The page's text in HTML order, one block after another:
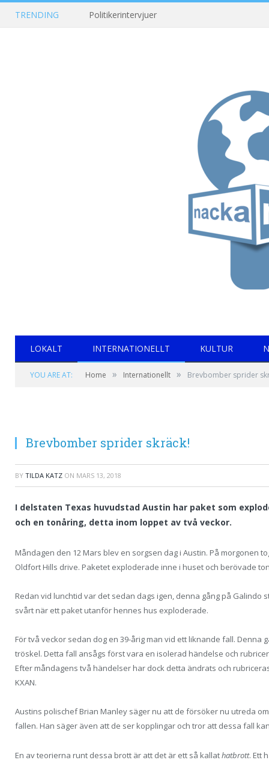
TRENDING Politikerintervjuer
LOKALT INTERNATIONELLT KULTUR
YOU ARE AT: Home » Internationellt » Brevbomber sprider
Brevbomber sprider skräck!
BY TILDA KATZ ON MARS 13, 2018
I delstaten Texas huvudstad Austin har paket som
och en tonåring, detta inom loppet av två veckor.
Måndagen den 12 Mars blev en sorgsen dag i Austin. På morgonen
Oldfort Hills drive. Paketet exploderade inne i huset och berövade
Redan vid lunchtid var det sedan dags igen, denna gång på Galindo
svårt när ett paket utanför hennes hus exploderade.
För två veckor sedan dog en 39-årig man vid ett liknande fall. Denna
tröskel. Detta fall ansågs först vara en isolerad händelse och
Efter måndagens två händelser har dock detta ändrats och
KXAN.
Austins polischef Brian Manley säger nu att de försöker nu utreda
fallen. Han säger även att de ser kopplingar och tror att dessa fall
En av teorierna runt dessa brott är att det är ett så kallathatbrott. Ett